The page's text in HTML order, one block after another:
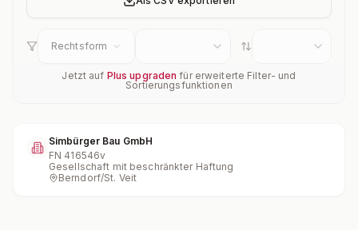
Rechtsform
Jetzt auf Plus upgraden für erweiterte Filter- und
Sortierungsfunktionen
Simbürger Bau GmbH
FN 416546v
Gesellschaft mit beschränkter Haftung
Berndorf/St. Veit